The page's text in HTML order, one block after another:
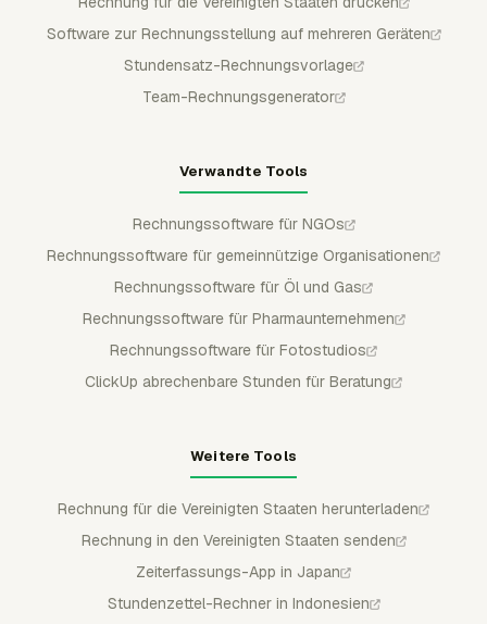
Software zur Rechnungsstellung auf mehreren Geräten
Stundensatz-Rechnungsvorlage
Team-Rechnungsgenerator
Verwandte Tools
Rechnungssoftware für NGOs
Rechnungssoftware für gemeinnützige Organisationen
Rechnungssoftware für Öl und Gas
Rechnungssoftware für Pharmaunternehmen
Rechnungssoftware für Fotostudios
ClickUp abrechenbare Stunden für Beratung
Weitere Tools
Rechnung für die Vereinigten Staaten herunterladen
Rechnung in den Vereinigten Staaten senden
Zeiterfassungs-App in Japan
Stundenzettel-Rechner in Indonesien